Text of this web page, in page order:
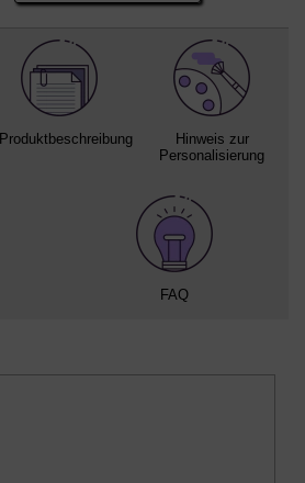
Produktbeschreibung
Hinweis zur
Personalisierung
FAQ